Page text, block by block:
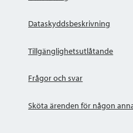
Dataskyddsbeskrivning
Tillgänglighetsutlåtande
Frågor och svar
Sköta ärenden för någon